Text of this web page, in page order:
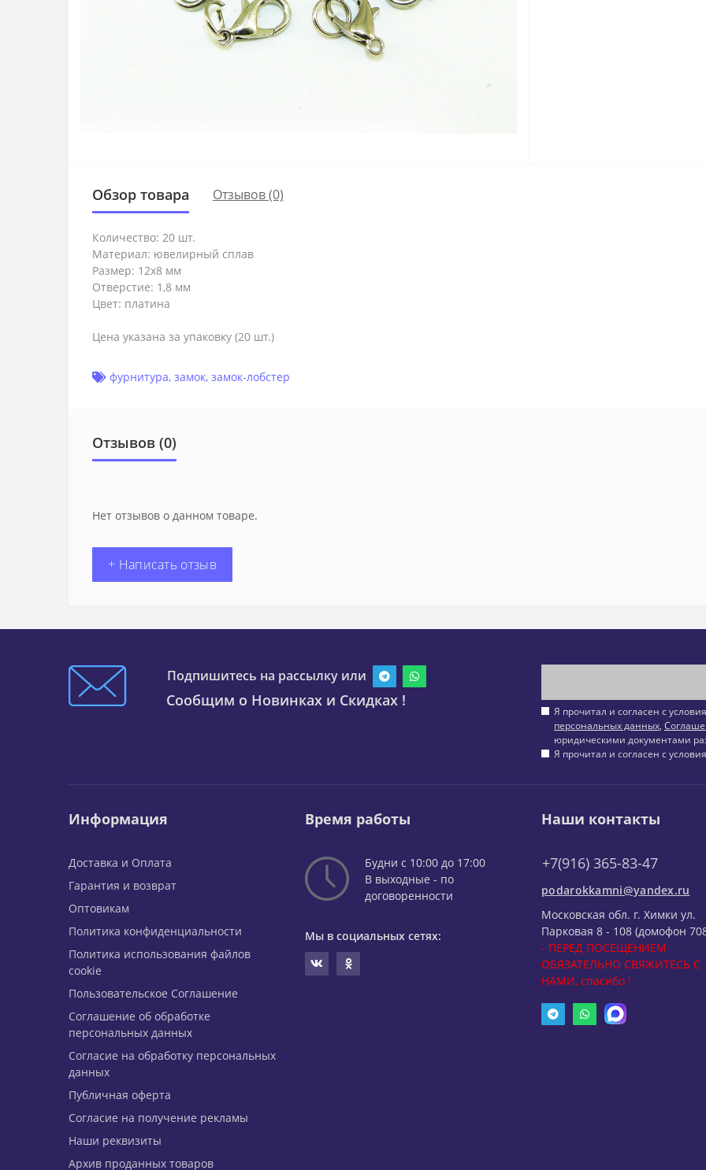
Обзор товара Отзывов (0)
Количество: 20 шт.
Материал: ювелирный сплав
Размер: 12х8 мм
Отверстие: 1,8 мм
Цвет: платина
Цена указана за упаковку (20 шт.)
фурнитура, замок, замок-лобстер
Отзывов (0)
Нет отзывов о данном товаре.
+ Написать отзыв
Подпишитесь на рассылку или
Сообщим о Новинках и Скидках !
Я прочитал и согласен с
персональных данных,
юридическими документами
Я прочитал и согласен с
Информация
Доставка и Оплата
Гарантия и возврат
Оптовикам
Политика конфиденциальности
Политика использования файлов
cookie
Пользовательское Соглашение
Соглашение об обработке
персональных данных
Согласие на обработку персональных
данных
Публичная оферта
Согласие на получение рекламы
Наши реквизиты
Архив проданных товаров
Время работы
Будни с 10:00 до 17:00
В выходные - по
договоренности
Мы в социальных сетях:
Наши контакты
+7(916) 365-83-47
podarokkamni@yandex.ru
Московская обл. г. Химки ул.
Парковая 8 - 108 (домофон
- ПЕРЕД ПОСЕЩЕНИЕМ
ОБЯЗАТЕЛЬНО СВЯЖИТЕСЬ С
НАМИ, спасибо !